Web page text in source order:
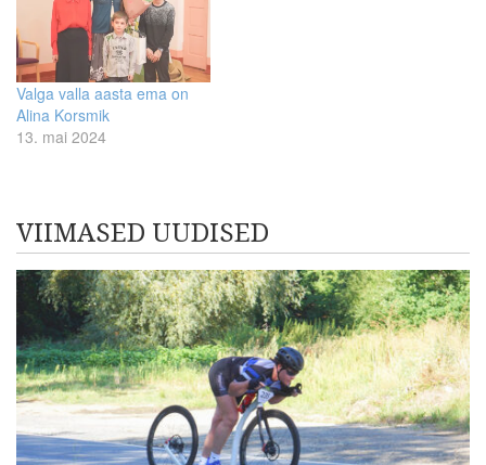
Valga valla aasta ema on
Alina Korsmik
13. mai 2024
VIIMASED UUDISED